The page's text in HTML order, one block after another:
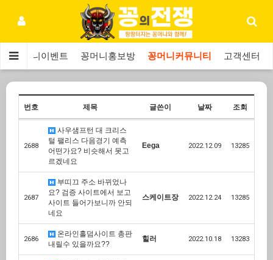
꽁머니이벤트 꽁머니홍보방 꽁머니커뮤니티 고객센터
번호 제목 글쓴이 날짜 조회
2688
사우샘프턴 대 크리스
털 팰리스 다음경기 예측
어떤가요? 비슷해서 못고
르겠네요
Eega 2022.12.09 13285
2687
부띠끄 주소 바뀌었나
요? 검증 사이트에서 보고
사이트 들어가보니까 안되
네요
스케이트장 2022.12.24 13285
2686
온라인홀덤사이트 총판
내릴수 있을까요??
힐러 2022.10.18 13283